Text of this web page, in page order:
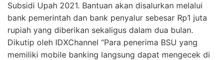
Subsidi Upah 2021. Bantuan akan disalurkan melalui
bank pemerintah dan bank penyalur sebesar Rp1 juta
rupiah yang diberikan sekaligus dalam dua bulan.
Dikutip oleh IDXChannel “Para penerima BSU yang
memiliki mobile banking langsung dapat mengecek di